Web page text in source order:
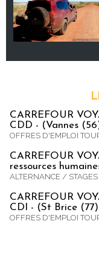
CARREFOUR
CDD - (Vannes
OFFRES D'EMPLOI
CARREFOUR
ressources
ALTERNANCE /
CARREFOUR
CDI - (St Brice
OFFRES D'EMPLOI